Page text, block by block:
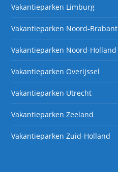
Vakantieparken Limburg
Vakantieparken Noord-Brabant
Vakantieparken Noord-Holland
Vakantieparken Overijssel
Vakantieparken Utrecht
Vakantieparken Zeeland
Vakantieparken Zuid-Holland